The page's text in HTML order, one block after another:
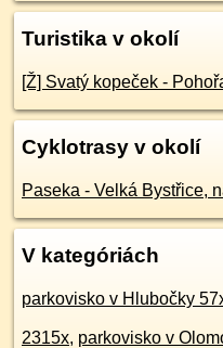
Turistika v okolí
[Ž] Svatý kopeček -
Cyklotrasy v okolí
Paseka - Velká Bystřice,
V kategóriách
parkovisko v Hlubočky
2315x, parkovisko v